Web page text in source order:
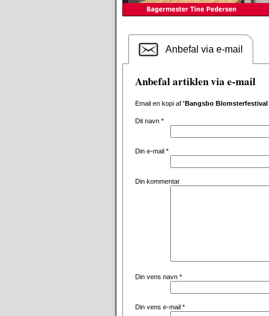
Anbefal via e-mail
Anbefal artiklen via e-mail
Email en kopi af 'Bangsbo
Dit navn *
Din e-mail *
Din kommentar
Din vens navn *
Din vens e-mail *